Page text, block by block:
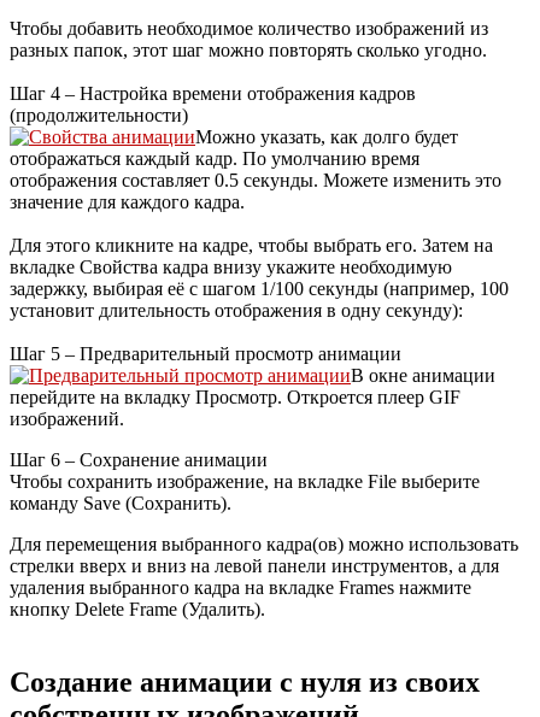
Чтобы добавить необходимое количество изображений из
разных папок, этот шаг можно повторять сколько угодно.
Шаг 4 – Настройка времени отображения кадров
(продолжительности)
Можно указать, как долго будет
отображаться каждый кадр. По умолчанию время
отображения составляет 0.5 секунды. Можете изменить это
значение для каждого кадра.
Для этого кликните на кадре, чтобы выбрать его. Затем на
вкладке Свойства кадра внизу укажите необходимую
задержку, выбирая её с шагом 1/100 секунды (например, 100
установит длительность отображения в одну секунду):
Шаг 5 – Предварительный просмотр анимации
В окне анимации
перейдите на вкладку Просмотр. Откроется плеер GIF
изображений.
Шаг 6 – Сохранение анимации
Чтобы сохранить изображение, на вкладке File выберите
команду Save (Сохранить).
Для перемещения выбранного кадра(ов) можно использовать
стрелки вверх и вниз на левой панели инструментов, а для
удаления выбранного кадра на вкладке Frames нажмите
кнопку Delete Frame (Удалить).
Создание анимации с нуля из своих